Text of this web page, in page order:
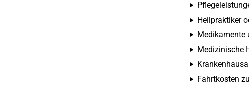
Heilpraktiker
Medikamente
Medizinische
Fahrtkosten